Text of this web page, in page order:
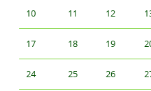
10 11 12
17 18 19
24 25 26